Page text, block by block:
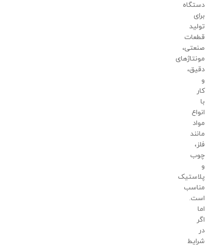
دستگاه
برای
تولید
قطعات
صنعتی،
مونتاژهای
دقیق،
و
کار
با
انواع
مواد
مانند
فلز،
چوب
و
پلاستیک
مناسب
است.
اما
اگر
در
شرایط